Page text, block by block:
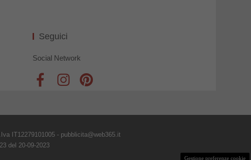
Seguici
Social Network
IT12279101005 - pubblicita@web365.it
del 20-09-2023
Gestione preferenze cookie